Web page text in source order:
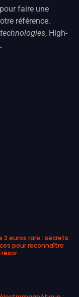
faire une
référence.
technologies, High-
2 euros rare : secrets
pour reconnaître